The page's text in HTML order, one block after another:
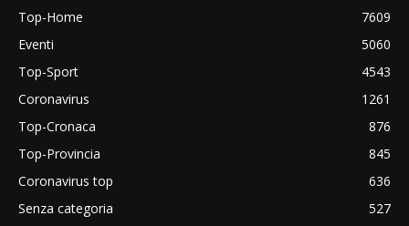
Top-Home
7609
Eventi
5060
Top-Sport
4543
Coronavirus
1261
Top-Cronaca
876
Top-Provincia
845
Coronavirus top
636
Senza categoria
527